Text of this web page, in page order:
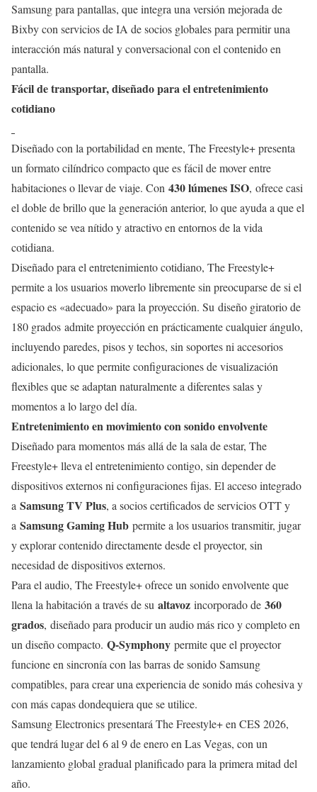
Samsung para pantallas, que integra una versión mejorada de
Bixby con servicios de IA de socios globales para permitir una
interacción más natural y conversacional con el contenido en
pantalla.
Fácil de transportar, diseñado para el entretenimiento
cotidiano
Diseñado con la portabilidad en mente, The Freestyle+ presenta
un formato cilíndrico compacto que es fácil de mover entre
habitaciones o llevar de viaje. Con 430 lúmenes ISO, ofrece casi
el doble de brillo que la generación anterior, lo que ayuda a que el
contenido se vea nítido y atractivo en entornos de la vida
cotidiana.
Diseñado para el entretenimiento cotidiano, The Freestyle+
permite a los usuarios moverlo libremente sin preocuparse de si el
espacio es «adecuado» para la proyección. Su diseño giratorio de
180 grados admite proyección en prácticamente cualquier ángulo,
incluyendo paredes, pisos y techos, sin soportes ni accesorios
adicionales, lo que permite configuraciones de visualización
flexibles que se adaptan naturalmente a diferentes salas y
momentos a lo largo del día.
Entretenimiento en movimiento con sonido envolvente
Diseñado para momentos más allá de la sala de estar, The
Freestyle+ lleva el entretenimiento contigo, sin depender de
dispositivos externos ni configuraciones fijas. El acceso integrado
a Samsung TV Plus, a socios certificados de servicios OTT y
a Samsung Gaming Hub permite a los usuarios transmitir, jugar
y explorar contenido directamente desde el proyector, sin
necesidad de dispositivos externos.
Para el audio, The Freestyle+ ofrece un sonido envolvente que
llena la habitación a través de su altavoz incorporado de 360
grados, diseñado para producir un audio más rico y completo en
un diseño compacto. Q-Symphony permite que el proyector
funcione en sincronía con las barras de sonido Samsung
compatibles, para crear una experiencia de sonido más cohesiva y
con más capas dondequiera que se utilice.
Samsung Electronics presentará The Freestyle+ en CES 2026,
que tendrá lugar del 6 al 9 de enero en Las Vegas, con un
lanzamiento global gradual planificado para la primera mitad del
año.